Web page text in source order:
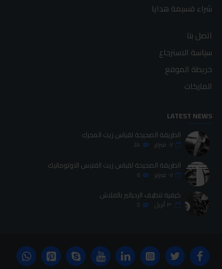
شراء قسيمة هدايا
اتصل بنا
سياسة الاسترجاع
خريطة الموقع
الماركات
LATEST NEWS
الطريقة الصحيحة لقياس زيت المحرك
٠٧ فبراير 24
الطريقة الصحيحة لقياس زيت الفتيس الاوتوماتيك
٠٧ فبراير 6
كيفية تنظيف الردياتير بالفلاش
٣٠ أبريل 5